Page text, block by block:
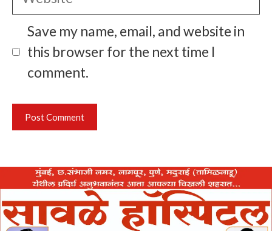
Save my name, email, and website in
this browser for the next time I
comment.